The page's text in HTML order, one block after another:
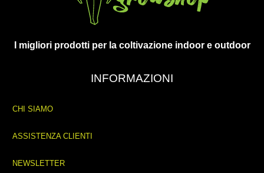
I migliori prodotti per la coltivazione indoor e outdoor
INFORMAZIONI
CHI SIAMO
ASSISTENZA CLIENTI
NEWSLETTER